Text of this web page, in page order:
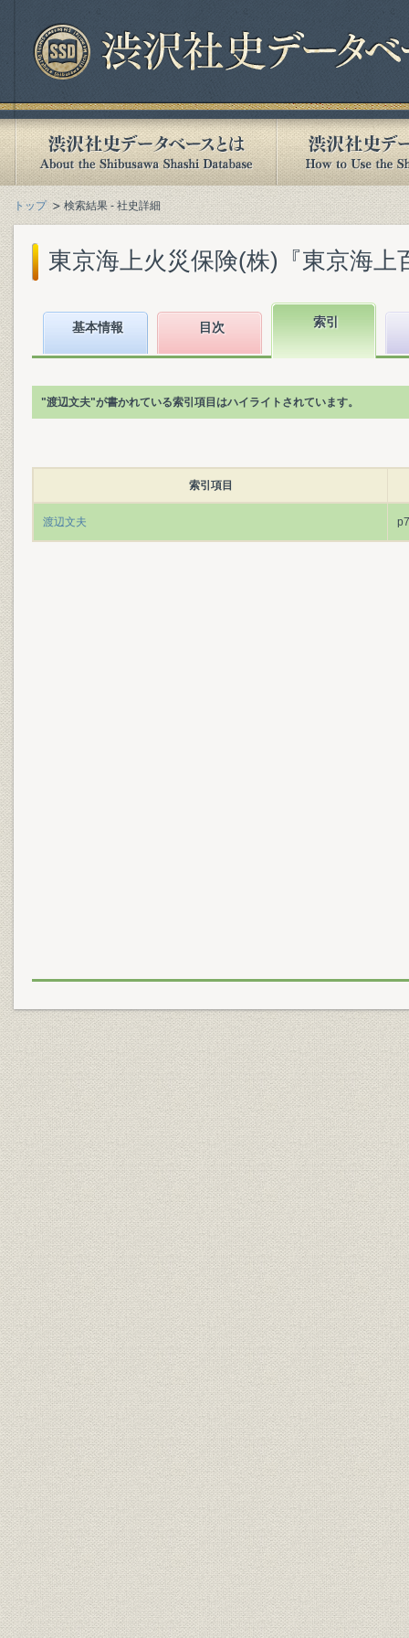
トップ 検索結果 - 社史詳細
東京海上火災保険(株)『東京海上
基本情報 目次 索引
"渡辺文夫"が書かれている索引項目はハイライトされています。
索引項目
渡辺文夫